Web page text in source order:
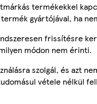
termékekkel
gyártójával, ha
frissítésre
módon nem érinti.
szolgál, és azt
vétele nélkül